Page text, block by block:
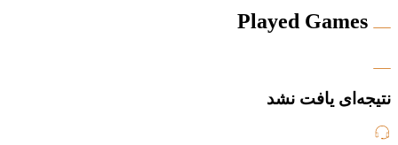
Played Games
نتیجه‌ای یافت نشد